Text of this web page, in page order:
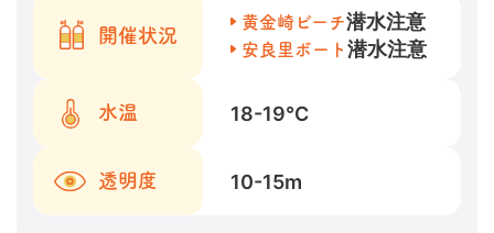
開催状況
黄金崎ビーチ潜水注意
安良里ボート 潜水注意
水温 18-19℃
透明度 10-15m